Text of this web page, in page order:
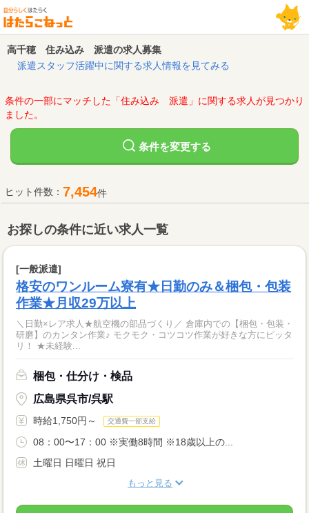
高千穂 住み込み 派遣の求人募集
派遣スタッフ活躍中に関する求人情報を見てみる
条件の一部にマッチした「住み込み 派遣」に関する求人が見つかり
ました。
条件を変更する
ヒット件数： 7,454件
お探しの条件に近い求人一覧
[一般派遣]
格安のワンルーム寮有★日勤のみ＆梱包・包装
作業★月収29万以上
＼日勤×レア求人★航空機の部品づくり／ 倉庫内での【梱包・包装・
研磨】のカンタン作業♪ モクモク・コツコツ作業が好きな方にピッタ
リ！ ★未経験...
梱包・仕分け・検品
広島県呉市/呉駅
時給1,750円～ 交通費一部支給
08：00〜17：00 ※実働8時間 ※18歳以上の...
土曜日 日曜日 祝日
もっと見る